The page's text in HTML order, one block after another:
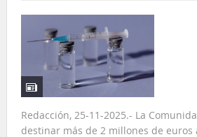
Redacción, 25-11-2025.- La
destinar más de 2 millones de euros